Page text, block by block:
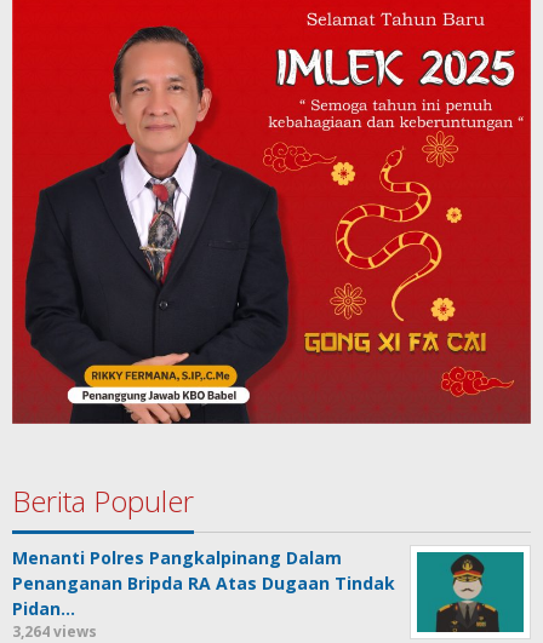
Berita Populer
Menanti Polres Pangkalpinang Dalam
Penanganan Bripda RA Atas Dugaan Tindak
Pidan…
3,264 views